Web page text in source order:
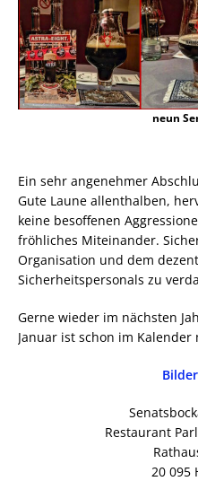
neun
Ein sehr angenehmer
Gute Laune allenthalben,
keine besoffenen
fröhliches Miteinander.
Organisation und dem
Sicherheitspersonals zu
Gerne wieder im nächsten
Januar ist schon im Kalender
Restaurant
20 095